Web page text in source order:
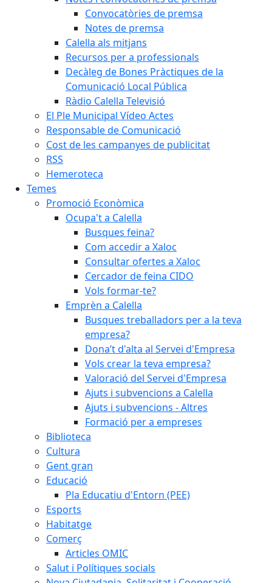
Convocatòries de premsa
Notes de premsa
Calella als mitjans
Recursos per a professionals
Decàleg de Bones Pràctiques de la
Comunicació Local Pública
Ràdio Calella Televisió
El Ple Municipal Vídeo Actes
Responsable de Comunicació
Cost de les campanyes de publicitat
RSS
Hemeroteca
Temes
Promoció Econòmica
Ocupa't a Calella
Busques feina?
Com accedir a Xaloc
Consultar ofertes a Xaloc
Cercador de feina CIDO
Vols formar-te?
Emprèn a Calella
Busques treballadors per a la teva
empresa?
Dona’t d'alta al Servei d'Empresa
Vols crear la teva empresa?
Valoració del Servei d'Empresa
Ajuts i subvencions a Calella
Ajuts i subvencions - Altres
Formació per a empreses
Biblioteca
Cultura
Gent gran
Educació
Pla Educatiu d'Entorn (PEE)
Esports
Habitatge
Comerç
Articles OMIC
Salut i Polítiques socials